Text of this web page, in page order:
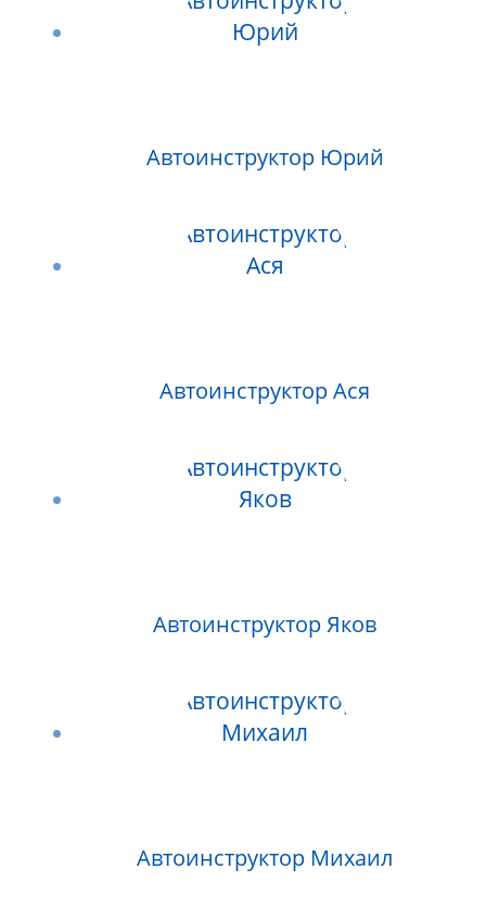
Автоинструктор Юрий
Автоинструктор Ася
Автоинструктор Яков
Автоинструктор Михаил